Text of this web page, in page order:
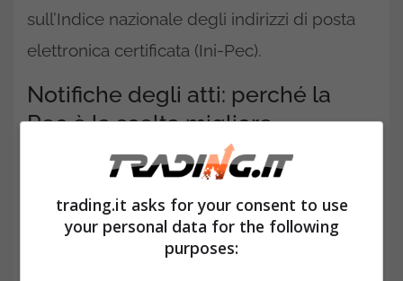
sull’Indice nazionale degli indirizzi di posta
elettronica certificata (Ini-Pec).
Notifiche degli atti: perché la
Pec è la scelta migliore
trading.it asks for your consent to use
your personal data for the following
purposes: